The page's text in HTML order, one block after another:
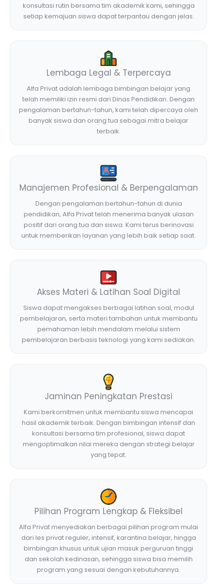
konsultasi rutin bersama tim akademik kami, sehingga
setiap kemajuan siswa dapat terpantau dengan jelas.
Lembaga Legal & Terpercaya
Alfa Privat adalah lembaga bimbingan belajar yang
telah memiliki izin resmi dari Dinas Pendidikan. Dengan
pengalaman bertahun-tahun, kami telah dipercaya oleh
banyak siswa dan orang tua sebagai mitra belajar
terbaik.
Manajemen Profesional & Berpengalaman
Dengan pengalaman bertahun-tahun di dunia
pendidikan, Alfa Privat telah menerima banyak ulasan
positif dari orang tua dan siswa. Kami terus berinovasi
untuk memberikan layanan yang lebih baik setiap saat.
Akses Materi & Latihan Soal Digital
Siswa dapat mengakses berbagai latihan soal, modul
pembelajaran, serta materi tambahan untuk membantu
pemahaman lebih mendalam melalui sistem
pembelajaran berbasis teknologi yang kami sediakan.
Jaminan Peningkatan Prestasi
Kami berkomitmen untuk membantu siswa mencapai
hasil akademik terbaik. Dengan bimbingan intensif dan
konsultasi bersama tim profesional, siswa dapat
mengoptimalkan nilai mereka dengan strategi belajar
yang tepat.
Pilihan Program Lengkap & Fleksibel
Alfa Privat menyediakan berbagai pilihan program mulai
dari les privat reguler, intensif, karantina belajar, hingga
bimbingan khusus untuk ujian masuk perguruan tinggi
dan sekolah kedinasan, sehingga siswa bisa memilih
program yang sesuai dengan kebutuhannya.